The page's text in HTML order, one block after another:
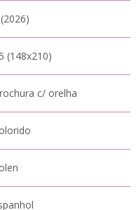
(148x210)
c/ orelha